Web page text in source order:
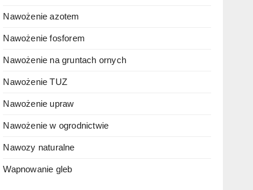
Nawożenie azotem
Nawożenie fosforem
Nawożenie na gruntach ornych
Nawożenie TUZ
Nawożenie upraw
Nawożenie w ogrodnictwie
Nawozy naturalne
Wapnowanie gleb